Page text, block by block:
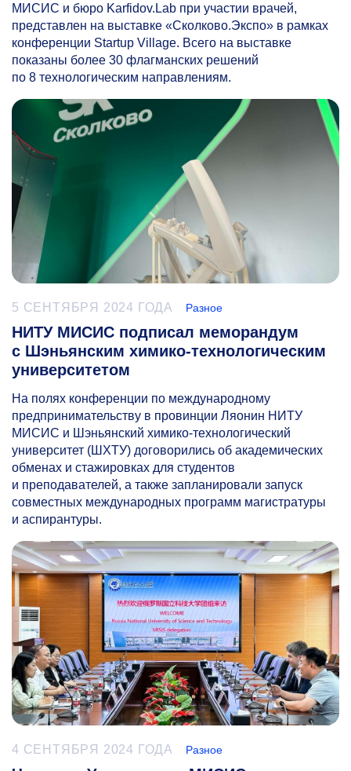
МИСИС и бюро Karfidov.Lab при участии врачей,
представлен на выставке «Сколково.Экспо» в рамках
конференции Startup Village. Всего на выставке
показаны более 30 флагманских решений
по 8 технологическим направлениям.
5 СЕНТЯБРЯ 2024 ГОДА Разное
НИТУ МИСИС подписал меморандум
с Шэньянским химико-технологическим
университетом
На полях конференции по международному
предпринимательству в провинции Ляонин НИТУ
МИСИС и Шэньянский химико-технологический
университет (ШХТУ) договорились об академических
обменах и стажировках для студентов
и преподавателей, а также запланировали запуск
совместных международных программ магистратуры
и аспирантуры.
4 СЕНТЯБРЯ 2024 ГОДА Разное